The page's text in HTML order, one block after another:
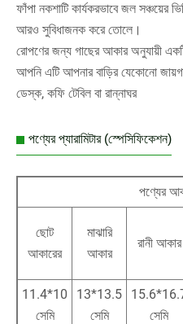
ফাঁপা নকশাটি কার্যকরভাবে জল
আরও সুবিধাজনক করে তোলে।
রোপণের জন্য গাছের আকার অনুযায়ী
আপনি এটি আপনার বাড়ির যেকোনো
ডেস্ক, কফি টেবিল বা রান্নাঘর
পণ্যের প্যারামিটার (স্পেসিফিকেশন)
পণ্যের
ছোট
আকারের
মাঝারি
আকার
রানী আকার
11.4*10
সেমি
13*13.5
সেমি
সেমি